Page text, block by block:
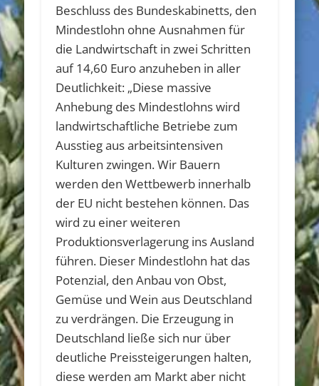
Beschluss des Bundeskabinetts, den
Mindestlohn ohne Ausnahmen für
die Landwirtschaft in zwei Schritten
auf 14,60 Euro anzuheben in aller
Deutlichkeit: „Diese massive
Anhebung des Mindestlohns wird
landwirtschaftliche Betriebe zum
Ausstieg aus arbeitsintensiven
Kulturen zwingen. Wir Bauern
werden den Wettbewerb innerhalb
der EU nicht bestehen können. Das
wird zu einer weiteren
Produktionsverlagerung ins Ausland
führen. Dieser Mindestlohn hat das
Potenzial, den Anbau von Obst,
Gemüse und Wein aus Deutschland
zu verdrängen. Die Erzeugung in
Deutschland ließe sich nur über
deutliche Preissteigerungen halten,
diese werden am Markt aber nicht